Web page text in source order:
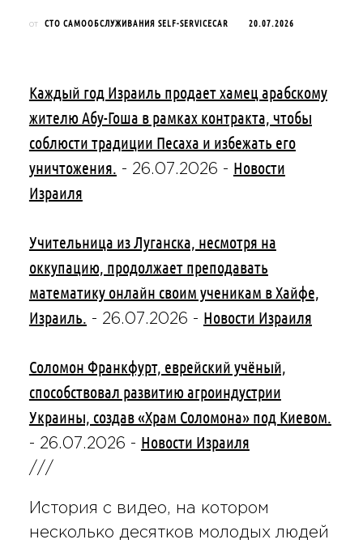
от СТО САМООБСЛУЖИВАНИЯ SELF-SERVICECAR 20.07.2026
Каждый год Израиль продает хамец арабскому
жителю Абу-Гоша в рамках контракта, чтобы
соблюсти традиции Песаха и избежать его
уничтожения. - 26.07.2026 - Новости
Израиля
Учительница из Луганска, несмотря на
оккупацию, продолжает преподавать
математику онлайн своим ученикам в Хайфе,
Израиль. - 26.07.2026 - Новости Израиля
Соломон Франкфурт, еврейский учёный,
способствовал развитию агроиндустрии
Украины, создав «Храм Соломона» под Киевом.
- 26.07.2026 - Новости Израиля
///
История с видео, на котором
несколько десятков молодых людей